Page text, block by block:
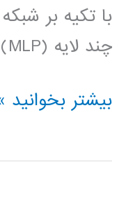
با تکیه بر
چند لایه (MLP) پرداخته است . […]
آموزش
ابزار
بیشتر بخوانید